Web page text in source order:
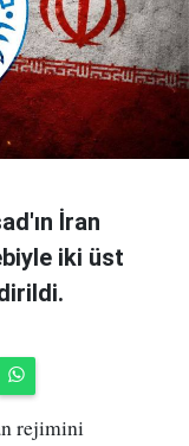
İran
iki üst
rejimini